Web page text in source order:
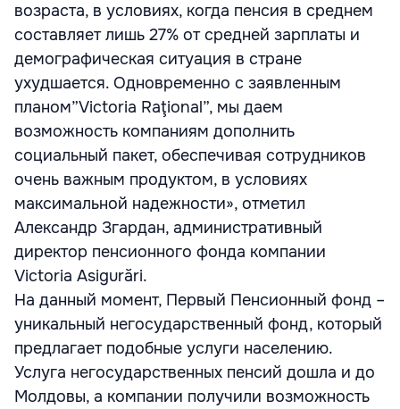
возраста, в условиях, когда пенсия в среднем
составляет лишь 27% от средней зарплаты и
демографическая ситуация в стране
ухудшается. Одновременно с заявленным
планом”Victoria Raţional”, мы даем
возможность компаниям дополнить
социальный пакет, обеспечивая сотрудников
очень важным продуктом, в условиях
максимальной надежности», отметил
Александр Згардан, административный
директор пенсионного фонда компании
Victoria Asigurări.
На данный момент, Первый Пенсионный фонд –
уникальный негосударственный фонд, который
предлагает подобные услуги населению.
Услуга негосударственных пенсий дошла и до
Молдовы, а компании получили возможность